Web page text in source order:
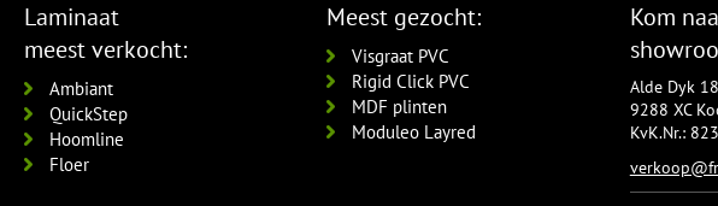
Laminaat
meest verkocht:
Ambiant
QuickStep
Hoomline
Floer
Meest gezocht:
Visgraat PVC
Rigid Click PVC
MDF plinten
Moduleo Layred
Kom
Alde Dyk
9288 XC
KvK.Nr.: